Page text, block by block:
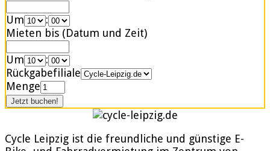
Um
:
Mieten bis (Datum und Zeit)
Um
:
Rückgabefiliale
Menge
Cycle Leipzig ist die freundliche und günstige E-